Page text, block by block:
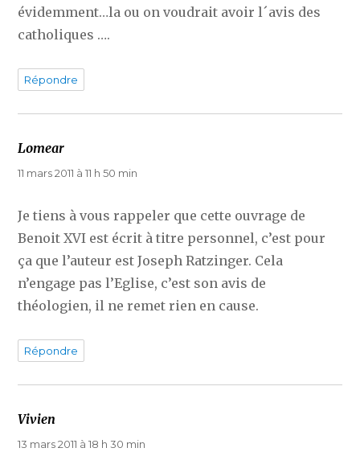
évidemment…la ou on voudrait avoir l´avis des
catholiques ….
Répondre
Lomear
11 mars 2011 à 11 h 50 min
Je tiens à vous rappeler que cette ouvrage de
Benoit XVI est écrit à titre personnel, c’est pour
ça que l’auteur est Joseph Ratzinger. Cela
n’engage pas l’Eglise, c’est son avis de
théologien, il ne remet rien en cause.
Répondre
Vivien
13 mars 2011 à 18 h 30 min